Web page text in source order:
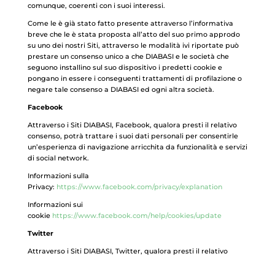
comunque, coerenti con i suoi interessi.
Come le è già stato fatto presente attraverso l’informativa
breve che le è stata proposta all’atto del suo primo approdo
su uno dei nostri Siti, attraverso le modalità ivi riportate può
prestare un consenso unico a che DIABASI e le società che
seguono installino sul suo dispositivo i predetti cookie e
pongano in essere i conseguenti trattamenti di profilazione o
negare tale consenso a DIABASI ed ogni altra società.
Facebook
Attraverso i Siti DIABASI, Facebook, qualora presti il relativo
consenso, potrà trattare i suoi dati personali per consentirle
un’esperienza di navigazione arricchita da funzionalità e servizi
di social network.
Informazioni sulla
Privacy: https://www.facebook.com/privacy/explanation
Informazioni sui
cookie https://www.facebook.com/help/cookies/update
Twitter
Attraverso i Siti DIABASI, Twitter, qualora presti il relativo